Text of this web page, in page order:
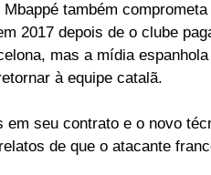
também
2017 depois de o clube
mas a mídia
à equipe catalã.
em seu contrato e o novo
de que o atacante